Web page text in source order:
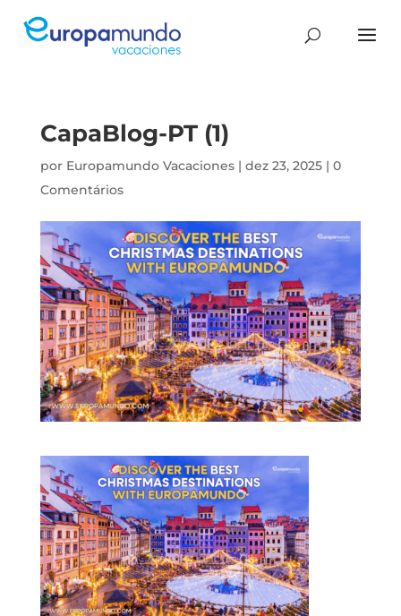
CapaBlog-PT (1)
por Europamundo Vacaciones| dez 23, 2025| 0
Comentários